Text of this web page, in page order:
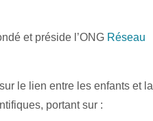
et préside l’ONG Réseau
le lien entre les enfants et la
portant sur :